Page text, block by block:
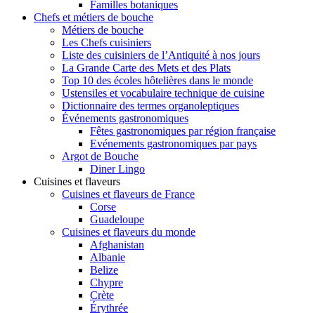
Familles botaniques
Chefs et métiers de bouche
Métiers de bouche
Les Chefs cuisiniers
Liste des cuisiniers de l’Antiquité à nos jours
La Grande Carte des Mets et des Plats
Top 10 des écoles hôtelières dans le monde
Ustensiles et vocabulaire technique de cuisine
Dictionnaire des termes organoleptiques
Événements gastronomiques
Fêtes gastronomiques par région française
Evénements gastronomiques par pays
Argot de Bouche
Diner Lingo
Cuisines et flaveurs
Cuisines et flaveurs de France
Corse
Guadeloupe
Cuisines et flaveurs du monde
Afghanistan
Albanie
Belize
Chypre
Crète
Érythrée